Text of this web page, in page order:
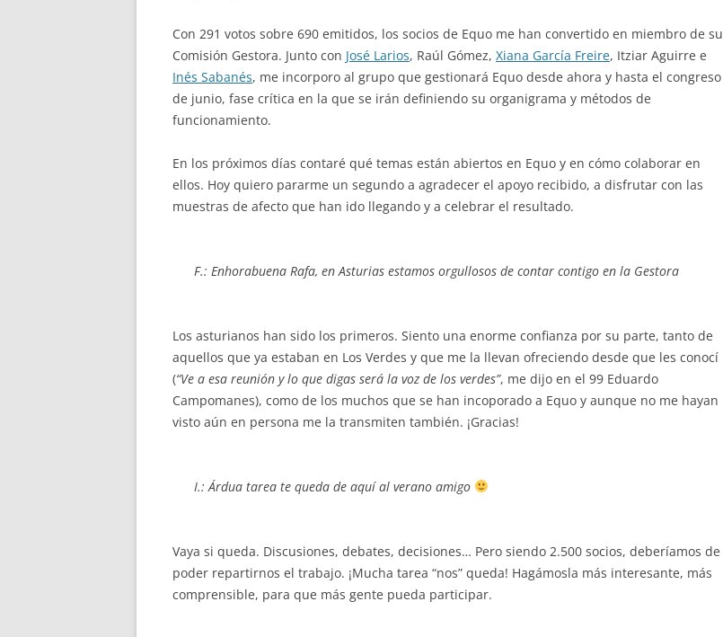
Con 291 votos sobre 690 emitidos, los socios de Equo me han convertido en miembro de su
Comisión Gestora. Junto con José Larios, Raúl Gómez, Xiana García Freire, Itziar Aguirre e
Inés Sabanés, me incorporo al grupo que gestionará Equo desde ahora y hasta el congreso
de junio, fase crítica en la que se irán definiendo su organigrama y métodos de
funcionamiento.
En los próximos días contaré qué temas están abiertos en Equo y en cómo colaborar en
ellos. Hoy quiero pararme un segundo a agradecer el apoyo recibido, a disfrutar con las
muestras de afecto que han ido llegando y a celebrar el resultado.
F.: Enhorabuena Rafa, en Asturias estamos orgullosos de contar contigo en la Gestora
Los asturianos han sido los primeros. Siento una enorme confianza por su parte, tanto de
aquellos que ya estaban en Los Verdes y que me la llevan ofreciendo desde que les conocí
(“Ve a esa reunión y lo que digas será la voz de los verdes”, me dijo en el 99 Eduardo
Campomanes), como de los muchos que se han incoporado a Equo y aunque no me hayan
visto aún en persona me la transmiten también. ¡Gracias!
I.: Árdua tarea te queda de aquí al verano amigo
Vaya si queda. Discusiones, debates, decisiones… Pero siendo 2.500 socios, deberíamos de
poder repartirnos el trabajo. ¡Mucha tarea “nos” queda! Hagámosla más interesante, más
comprensible, para que más gente pueda participar.